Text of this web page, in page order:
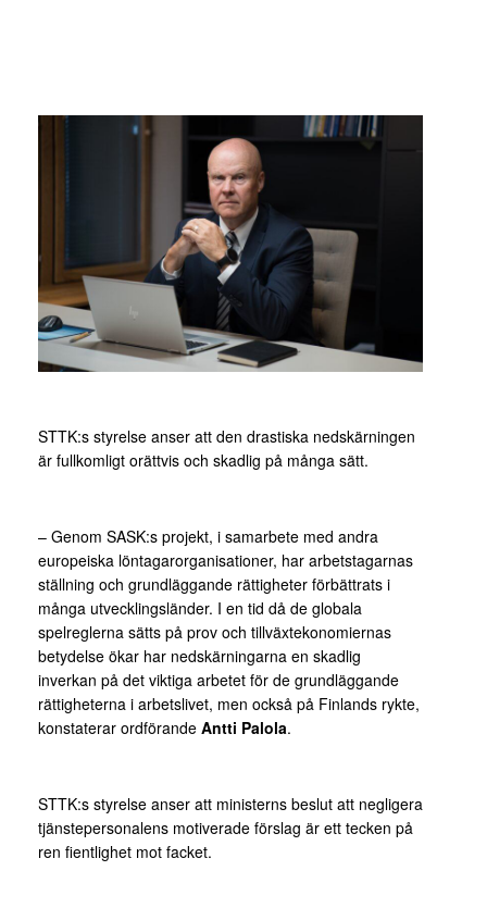
STTK:s styrelse anser att den drastiska nedskärningen
är fullkomligt orättvis och skadlig på många sätt.
– Genom SASK:s projekt, i samarbete med andra
europeiska löntagarorganisationer, har arbetstagarnas
ställning och grundläggande rättigheter förbättrats i
många utvecklingsländer. I en tid då de globala
spelreglerna sätts på prov och tillväxtekonomiernas
betydelse ökar har nedskärningarna en skadlig
inverkan på det viktiga arbetet för de grundläggande
rättigheterna i arbetslivet, men också på Finlands rykte,
konstaterar ordförande Antti Palola.
STTK:s styrelse anser att ministerns beslut att negligera
tjänstepersonalens motiverade förslag är ett tecken på
ren fientlighet mot facket.